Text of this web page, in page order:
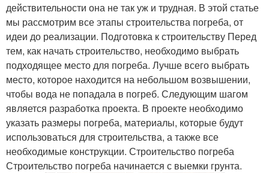
действительности она не так уж и трудная. В этой статье
мы рассмотрим все этапы строительства погреба, от
идеи до реализации. Подготовка к строительству Перед
тем, как начать строительство, необходимо выбрать
подходящее место для погреба. Лучше всего выбрать
место, которое находится на небольшом возвышении,
чтобы вода не попадала в погреб. Следующим шагом
является разработка проекта. В проекте необходимо
указать размеры погреба, материалы, которые будут
использоваться для строительства, а также все
необходимые конструкции. Строительство погреба
Строительство погреба начинается с выемки грунта.